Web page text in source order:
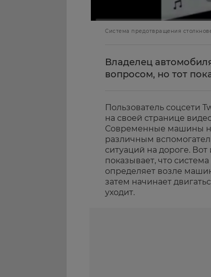
Система предотвращения
Владелец
вопросом, но тот
Пользователь соцсети
на своей странице
Современные машины
различным
ситуаций на дороге.
показывает, что
определяет возле
затем начинает
уходит.